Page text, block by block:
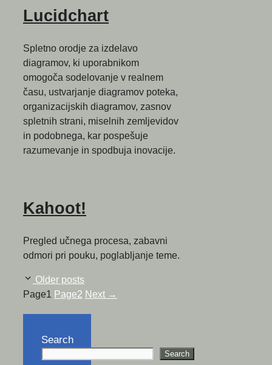
Lucidchart
Spletno orodje za izdelavo
diagramov, ki uporabnikom
omogoča sodelovanje v realnem
času, ustvarjanje diagramov poteka,
organizacijskih diagramov, zasnov
spletnih strani, miselnih zemljevidov
in podobnega, kar pospešuje
razumevanje in spodbuja inovacije.
Kahoot!
Pregled učnega procesa, zabavni
odmori pri pouku, poglabljanje teme.
Older posts
Page1 Page2 Next →
Search
Search